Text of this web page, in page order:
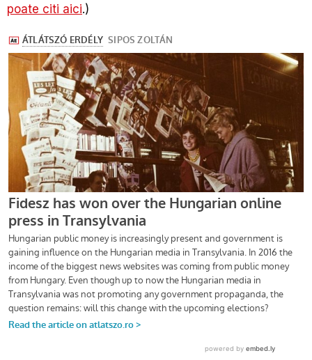
poate citi aici.)